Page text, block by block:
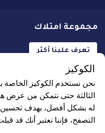
مجموعة امتلاك
تعرف علينا أكثر
جميع الحقوق محفوظة
الكوكيز
نحن نستخدم الكوكيز الخاصة
الثالثة حتى نتمكن من عرض
له بشكل أفضل، بهدف تحسين
التصفح، فإننا نعتبر أنك قد